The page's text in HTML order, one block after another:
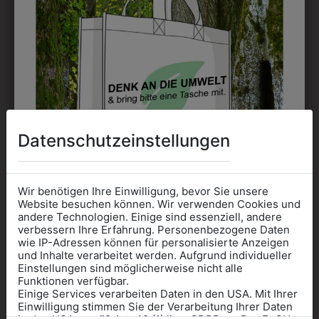
Kann gestickt oder bedruckt werden. Sehr vielseitig
einsetzbar und beim Sticken wieder ab 1 Stück
möglich.
DRUCK
Perfekt für große Logos und für kleine Details, jedoch
möglich. Waschbar bis zu 60°C.
DAS KÖNNTE IHNEN
AUCH GEFALLEN
Datenschutzeinstellungen
Wir benötigen Ihre Einwilligung, bevor Sie unsere
Website besuchen können. Wir verwenden Cookies und
andere Technologien. Einige sind essenziell, andere
verbessern Ihre Erfahrung. Personenbezogene Daten
wie IP-Adressen können für personalisierte Anzeigen
und Inhalte verarbeitet werden. Aufgrund individueller
Einstellungen sind möglicherweise nicht alle
Funktionen verfügbar.
Einige Services verarbeiten Daten in den USA. Mit Ihrer
Einwilligung stimmen Sie der Verarbeitung Ihrer Daten
Informationen wenn Sie
Kleidung
für die SCHULE